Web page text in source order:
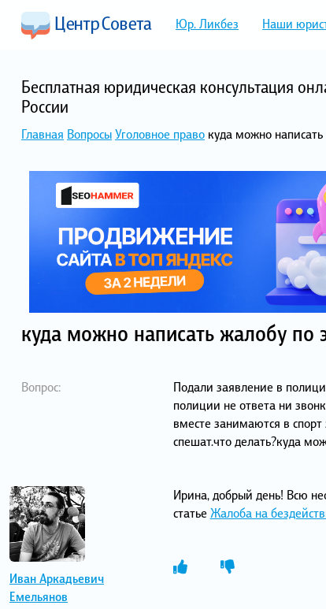
Юр. Ликбез Наши
Бесплатная юридическая консультация
России
Главная ВопросыУголовное право куда можно
куда можно написать жалобу по
Вопрос:
Подали заявление в
полиции не ответа ни
вместе занимаются в
спешат.что делать?куда
Иван Аркадьевич
Емельянов
Ирина, добрый день! Всю
статье Жалоба на